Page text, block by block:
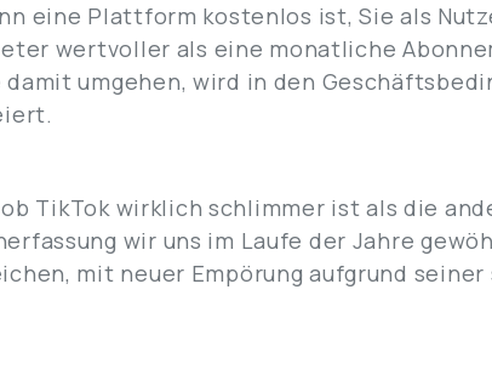
eine Plattform kostenlos ist, Sie als
wertvoller als eine monatliche
damit umgehen, wird in den
TikTok wirklich schlimmer ist als die
wir uns im Laufe der Jahre
mit neuer Empörung aufgrund